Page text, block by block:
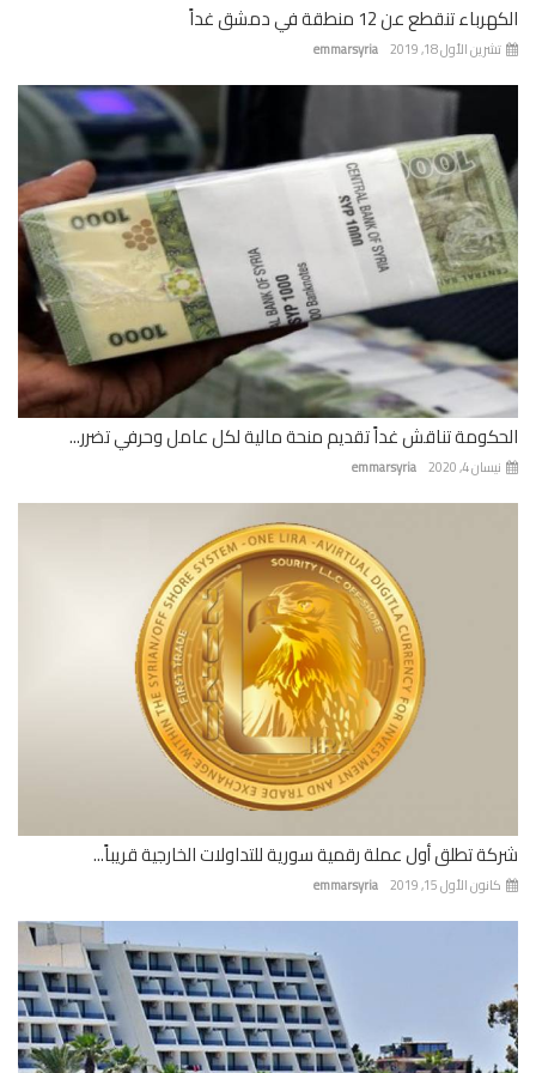
تنقطع عن 12 منطقة في دمشق غداً
emmarsyria الأول 18, 2019
تناقش غداً تقديم منحة مالية لكل عامل وحرفي تضرر...
emmarsyria 4, 2020
تطلق أول عملة رقمية سورية للتداولات الخارجية قريباً...
emmarsyria الأول 15, 2019